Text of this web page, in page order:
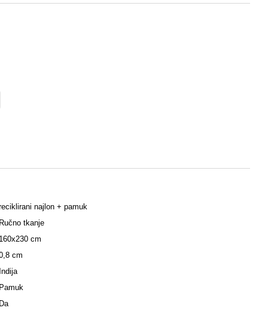
najlon + pamuk
Ručno tkanje
160x230 cm
cm
Indija
Pamuk
Da